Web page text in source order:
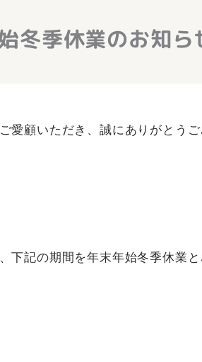
冬季休業のお知
愛顧いただき、誠にありがとうご
下記の期間を年末年始冬季休業と